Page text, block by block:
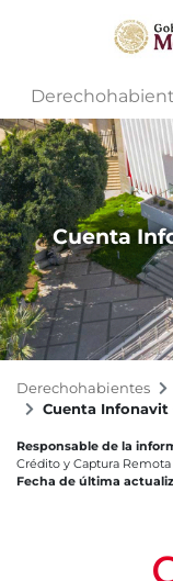
Cuenta
Derechohabientes
Cuenta Infonavit
Responsable de la
Crédito y Captura Remota
Fecha de última